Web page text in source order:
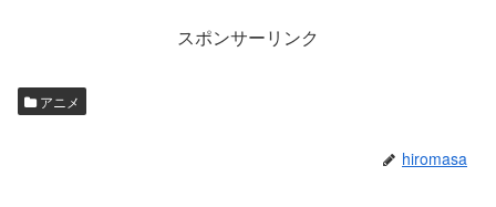
スポンサーリンク
アニメ
hiromasa